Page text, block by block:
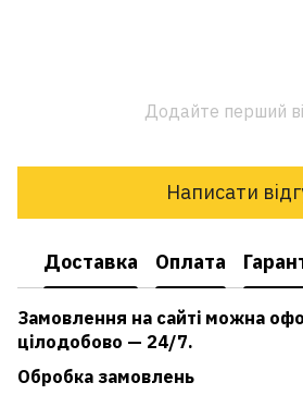
Додайте перший
Написати
Доставка Оплата
Замовлення на сайті можна
цілодобово — 24/7.
Обробка замовлень